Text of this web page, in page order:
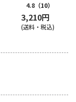
4.8 （10）
3,210円
(送料・税込)